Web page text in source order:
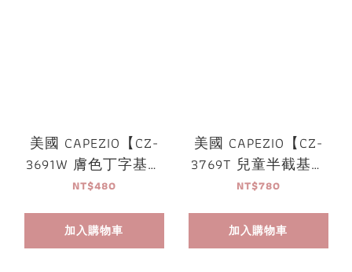
美國 CAPEZIO【CZ-
3691W 膚色丁字基礎
內褲】
NT$480
加入購物車
美國 CAPEZIO【CZ-
3769T 兒童半截基礎
上衣】
NT$780
加入購物車